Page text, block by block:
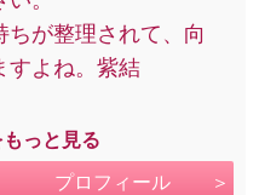
が整理されて、向
すよね。紫結
っと見る
プロフィール